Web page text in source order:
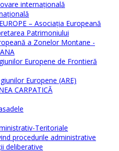
internaţională
– Asociația Europeană
Patrimoniului
a Zonelor Montane -
Europene de Frontieră
Europene (ARE)
CARPATICĂ
Teritoriale
procedurile administrative
deliberative